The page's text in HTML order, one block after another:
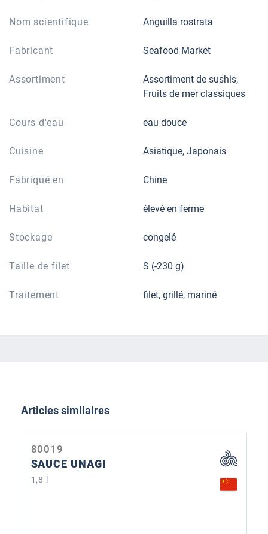
Nom scientifique Anguilla rostrata
Fabricant Seafood Market
Assortiment
Assortiment de sushis,
Fruits de mer classiques
Cours d'eau eau douce
Cuisine Asiatique, Japonais
Fabriqué en Chine
Habitat élevé en ferme
Stockage congelé
Taille de filet S (-230 g)
Traitement filet, grillé, mariné
Ignorer la galerie de produits
Articles similaires
80019
SAUCE UNAGI
1,8 l